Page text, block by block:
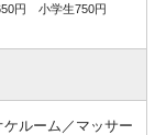
円 小学生750円
ルーム／マッサー